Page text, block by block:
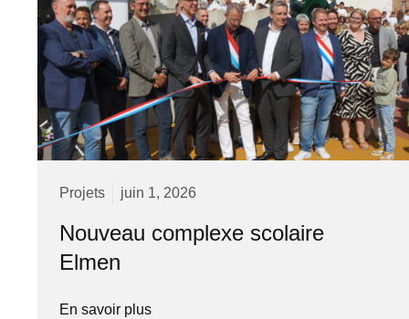
Projets juin 1, 2026
Nouveau complexe scolaire
Elmen
En savoir plus